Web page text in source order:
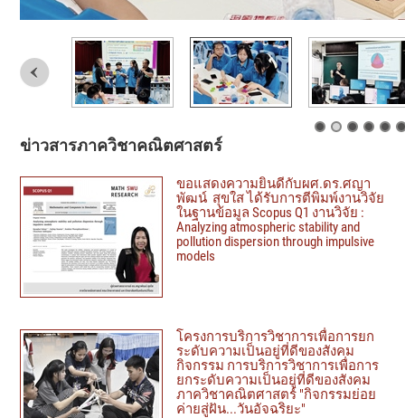
ข่าวสารภาควิชาคณิตศาสตร์
ขอแสดงความยินดีกับผศ.ดร.ศญา
พัฒน์ สุขใส ได้รับการตีพิมพ์งานวิจัย
ในฐานข้อมูล Scopus Q1 งานวิจัย :
Analyzing atmospheric stability and
pollution dispersion through impulsive
models
โครงการบริการวิชาการเพื่อการยก
ระดับความเป็นอยู่ที่ดีของสังคม
กิจกรรม การบริการวิชาการเพื่อการ
ยกระดับความเป็นอยู่ที่ดีของสังคม
ภาควิชาคณิตศาสตร์ "กิจกรรมย่อย
ค่ายสู่ฝัน...วันอัจฉริยะ"